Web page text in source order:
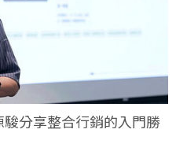
分享整合行銷的入門勝